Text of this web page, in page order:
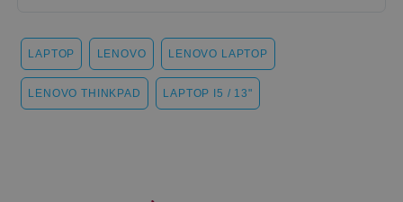
LAPTOP LENOVO LENOVO LAPTOP
LENOVO THINKPAD LAPTOP I5 / 13"